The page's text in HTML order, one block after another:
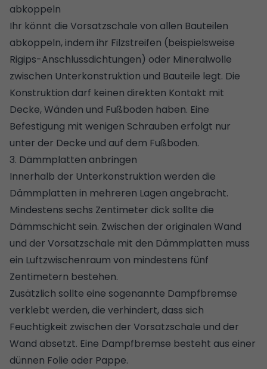
abkoppeln
Ihr könnt die Vorsatzschale von allen Bauteilen
abkoppeln, indem ihr Filzstreifen (beispielsweise
Rigips-Anschlussdichtungen) oder Mineralwolle
zwischen Unterkonstruktion und Bauteile legt. Die
Konstruktion darf keinen direkten Kontakt mit
Decke, Wänden und Fußboden haben. Eine
Befestigung mit wenigen Schrauben erfolgt nur
unter der Decke und auf dem Fußboden.
3. Dämmplatten anbringen
Innerhalb der Unterkonstruktion werden die
Dämmplatten in mehreren Lagen angebracht.
Mindestens sechs Zentimeter dick sollte die
Dämmschicht sein. Zwischen der originalen Wand
und der Vorsatzschale mit den Dämmplatten muss
ein Luftzwischenraum von mindestens fünf
Zentimetern bestehen.
Zusätzlich sollte eine sogenannte Dampfbremse
verklebt werden, die verhindert, dass sich
Feuchtigkeit zwischen der Vorsatzschale und der
Wand absetzt. Eine Dampfbremse besteht aus einer
dünnen Folie oder Pappe.